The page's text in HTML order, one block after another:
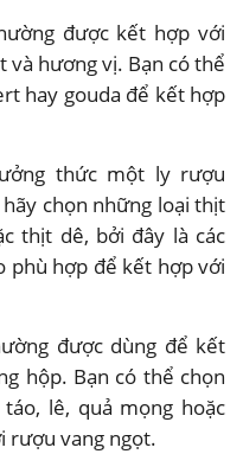
được kết hợp với
hương vị. Bạn có thể
hay gouda để kết hợp
thức một ly rượu
chọn những loại thịt
thịt dê, bởi đây là các
phù hợp để kết hợp với
được dùng để kết
hộp. Bạn có thể chọn
lê, quả mọng hoặc
rượu vang ngọt.